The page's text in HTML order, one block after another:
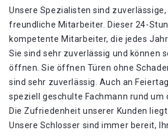
Unsere Spezialisten sind
freundliche Mitarbeiter. Dieser 24-
kompetente Mitarbeiter, die jedes
Sie sind sehr zuverlässig und können
öffnen. Sie öffnen Türen ohne
sind sehr zuverlässig. Auch an
speziell geschulte Fachmann rund um
Die Zufriedenheit unserer Kunden liegt
Unsere Schlosser sind immer bereit,